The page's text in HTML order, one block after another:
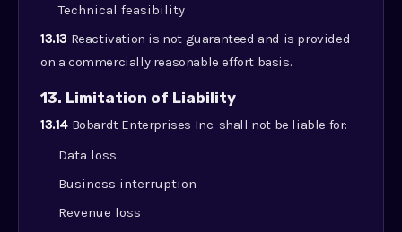
Technical feasibility
13.13 Reactivation is not guaranteed and is provided
on a commercially reasonable effort basis.
13. Limitation of Liability
13.14 Bobardt Enterprises Inc. shall not be liable for:
Data loss
Business interruption
Revenue loss